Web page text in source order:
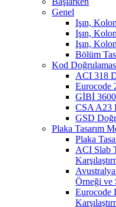
Genel
Işın,
Işın,
Işın,
Bölüm
Kod
ACI 318
Eurocode
GİBİ
CSA A23
GSD
Plaka Tasarım
Plaka
ACI Slab
Avustralya
Örneği ve
Eurocode